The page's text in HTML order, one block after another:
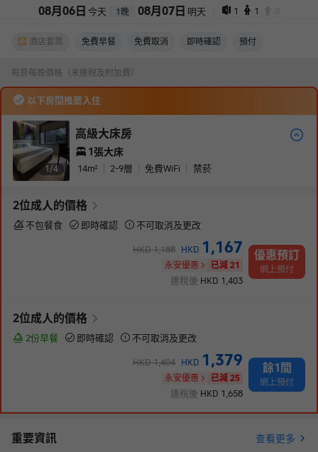
08月 06 日 今天 1 晚 08月 07 日 明天 1 1
酒店套票 免費早餐 免費取消 即時確認 預付
每房每晚價格（未連稅及附加費）
以下房間推薦入住
1/4
高級大床房
1張大床
14m² 2-9層 免費WiFi 禁菸
2位成人 的價格
不包餐食 即時確認 不可取消及更改
HKD1,188 HKD 1,167
永安優惠 已減 21
連稅後 HKD 1,403
優惠預訂
網上預付
2位成人 的價格
2份早餐 即時確認 不可取消及更改
HKD1,404 HKD 1,379
永安優惠 已減 25
連稅後 HKD 1,658
餘1間
網上預付
重要資訊 查看更多